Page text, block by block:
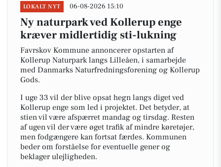
LOKALT NYT 06-08-2026 15:10
Ny naturpark ved Kollerup enge
kræver midlertidig sti-lukning
Favrskov Kommune annoncerer opstarten af
Kollerup Naturpark langs Lilleåen, i samarbejde
med Danmarks Naturfredningsforening og Kollerup
Gods.
I uge 33 vil der blive opsat hegn langs diget ved
Kollerup enge som led i projektet. Det betyder, at
stien vil være afspærret mandag og tirsdag. Resten
af ugen vil der være øget trafik af mindre køretøjer,
men fodgængere kan fortsat færdes. Kommunen
beder om forståelse for eventuelle gener og
beklager ulejligheden.